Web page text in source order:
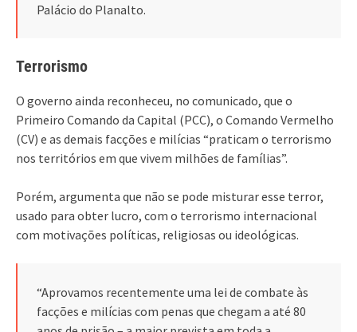
Palácio do Planalto.
Terrorismo
O governo ainda reconheceu, no comunicado, que o
Primeiro Comando da Capital (PCC), o Comando Vermelho
(CV) e as demais facções e milícias “praticam o terrorismo
nos territórios em que vivem milhões de famílias”.
Porém, argumenta que não se pode misturar esse terror,
usado para obter lucro, com o terrorismo internacional
com motivações políticas, religiosas ou ideológicas.
“Aprovamos recentemente uma lei de combate às
facções e milícias com penas que chegam a até 80